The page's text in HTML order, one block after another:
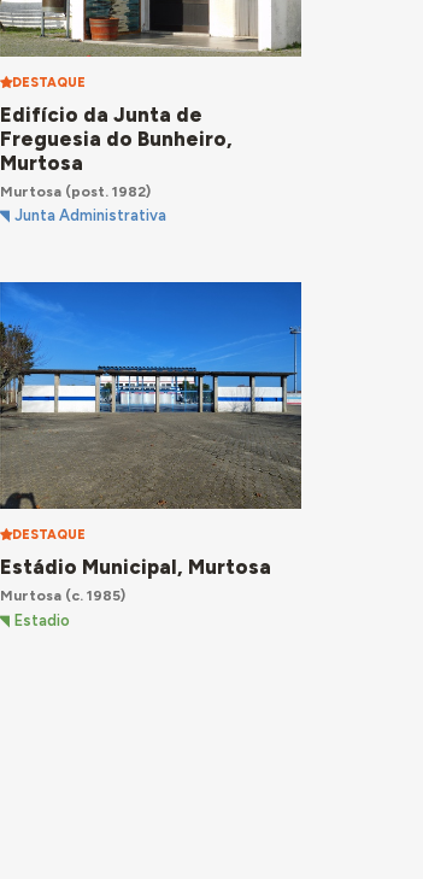
DESTAQUE
Edifício da Junta de
Freguesia do Bunheiro,
Murtosa
Murtosa(post. 1982)
Junta Administrativa
DESTAQUE
Estádio Municipal, Murtosa
Murtosa(c. 1985)
Estadio